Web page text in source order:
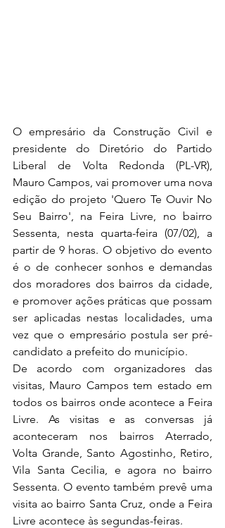
O empresário da Construção Civil e
presidente do Diretório do Partido
Liberal de Volta Redonda (PL-VR),
Mauro Campos, vai promover uma nova
edição do projeto 'Quero Te Ouvir No
Seu Bairro', na Feira Livre, no bairro
Sessenta, nesta quarta-feira (07/02), a
partir de 9 horas. O objetivo do evento
é o de conhecer sonhos e demandas
dos moradores dos bairros da cidade,
e promover ações práticas que possam
ser aplicadas nestas localidades, uma
vez que o empresário postula ser pré-
candidato a prefeito do município.
De acordo com organizadores das
visitas, Mauro Campos tem estado em
todos os bairros onde acontece a Feira
Livre. As visitas e as conversas já
aconteceram nos bairros Aterrado,
Volta Grande, Santo Agostinho, Retiro,
Vila Santa Cecilia, e agora no bairro
Sessenta. O evento também prevê uma
visita ao bairro Santa Cruz, onde a Feira
Livre acontece às segundas-feiras.